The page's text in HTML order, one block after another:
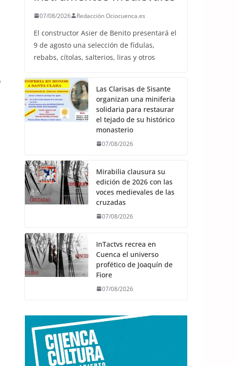
07/08/2026 Redacción Ociocuenca.es
El constructor Asier de Benito presentará el
9 de agosto una selección de fídulas,
rebabs, cítolas, salterios, liras y otros
Las Clarisas de Sisante
organizan una miniferia
solidaria para restaurar
el tejado de su histórico
monasterio
07/08/2026
Mirabilia clausura su
edición de 2026 con las
voces medievales de las
cruzadas
07/08/2026
InTactvs recrea en
Cuenca el universo
profético de Joaquín de
Fiore
07/08/2026